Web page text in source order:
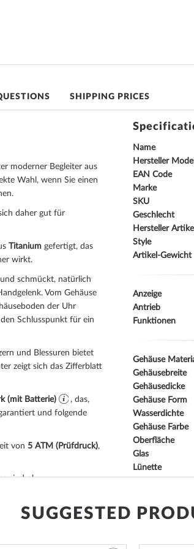
moderner Begleiter aus
Wahl, wenn Sie einen
daher gut für
Titanium gefertigt, das
wirkt.
und schmückt, natürlich
Vom Gehäuse
der Uhr
Schlusspunkt für ein
und Blessuren bietet
zeigt sich das Zifferblatt
(mit Batterie)
, das,
und folgende
von 5 ATM (Prüfdruck),
sind ok.
Tauchgängen
Name
Hersteller
EAN Code
Marke
SKU
Geschlecht
Hersteller
Style
Artikel-Gewicht
Anzeige
Antrieb
Funktionen
Gehäuse
Gehäusebreite
Gehäusedicke
Gehäuse Form
Wasserdichte
Gehäuse Farbe
Oberfläche
Glas
Lünette
Armband Style
SHIPPING PRICES
SUGGESTED